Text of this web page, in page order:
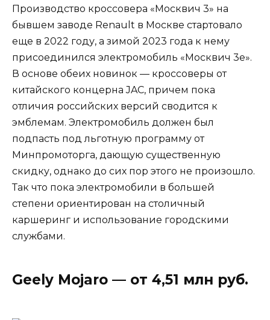
Производство кроссовера «Москвич 3» на
бывшем заводе Renault в Москве стартовало
еще в 2022 году, а зимой 2023 года к нему
присоединился электромобиль «Москвич 3е».
В основе обеих новинок — кроссоверы от
китайского концерна JAC, причем пока
отличия российских версий сводится к
эмблемам. Электромобиль должен был
подпасть под льготную программу от
Минпромоторга, дающую существенную
скидку, однако до сих пор этого не произошло.
Так что пока электромобили в большей
степени ориентирован на столичный
каршеринг и использование городскими
службами.
Geely Mojaro — от 4,51 млн руб.